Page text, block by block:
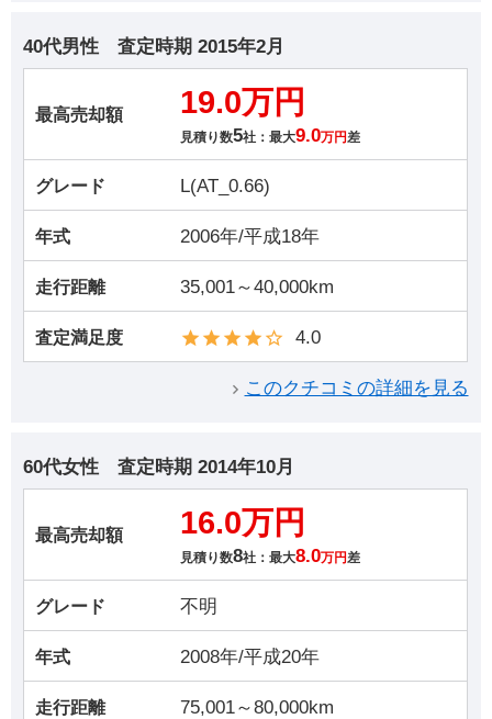
40代男性 査定時期 2015年2月
最高売却額 19.0万円
見積り数5社：最大9.0万円差
グレード L(AT_0.66)
年式 2006年/平成18年
走行距離 35,001～40,000km
査定満足度 4.0
このクチコミの詳細を見る
60代女性 査定時期 2014年10月
最高売却額 16.0万円
見積り数8社：最大8.0万円差
グレード 不明
年式 2008年/平成20年
走行距離 75,001～80,000km